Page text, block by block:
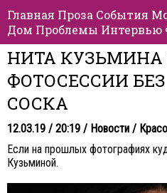
Главная Проза События
Дом Проблемы Интервью
НИТА КУЗЬМИНА
ФОТОСЕССИИ
СОСКА
12.03.19 / 20:19 / Новости /
Если на прошлых фотографиях
Кузьминой.